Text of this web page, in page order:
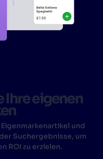
Ihre eigenen
und
Suchergebnisse, um
ROI zu erzielen.